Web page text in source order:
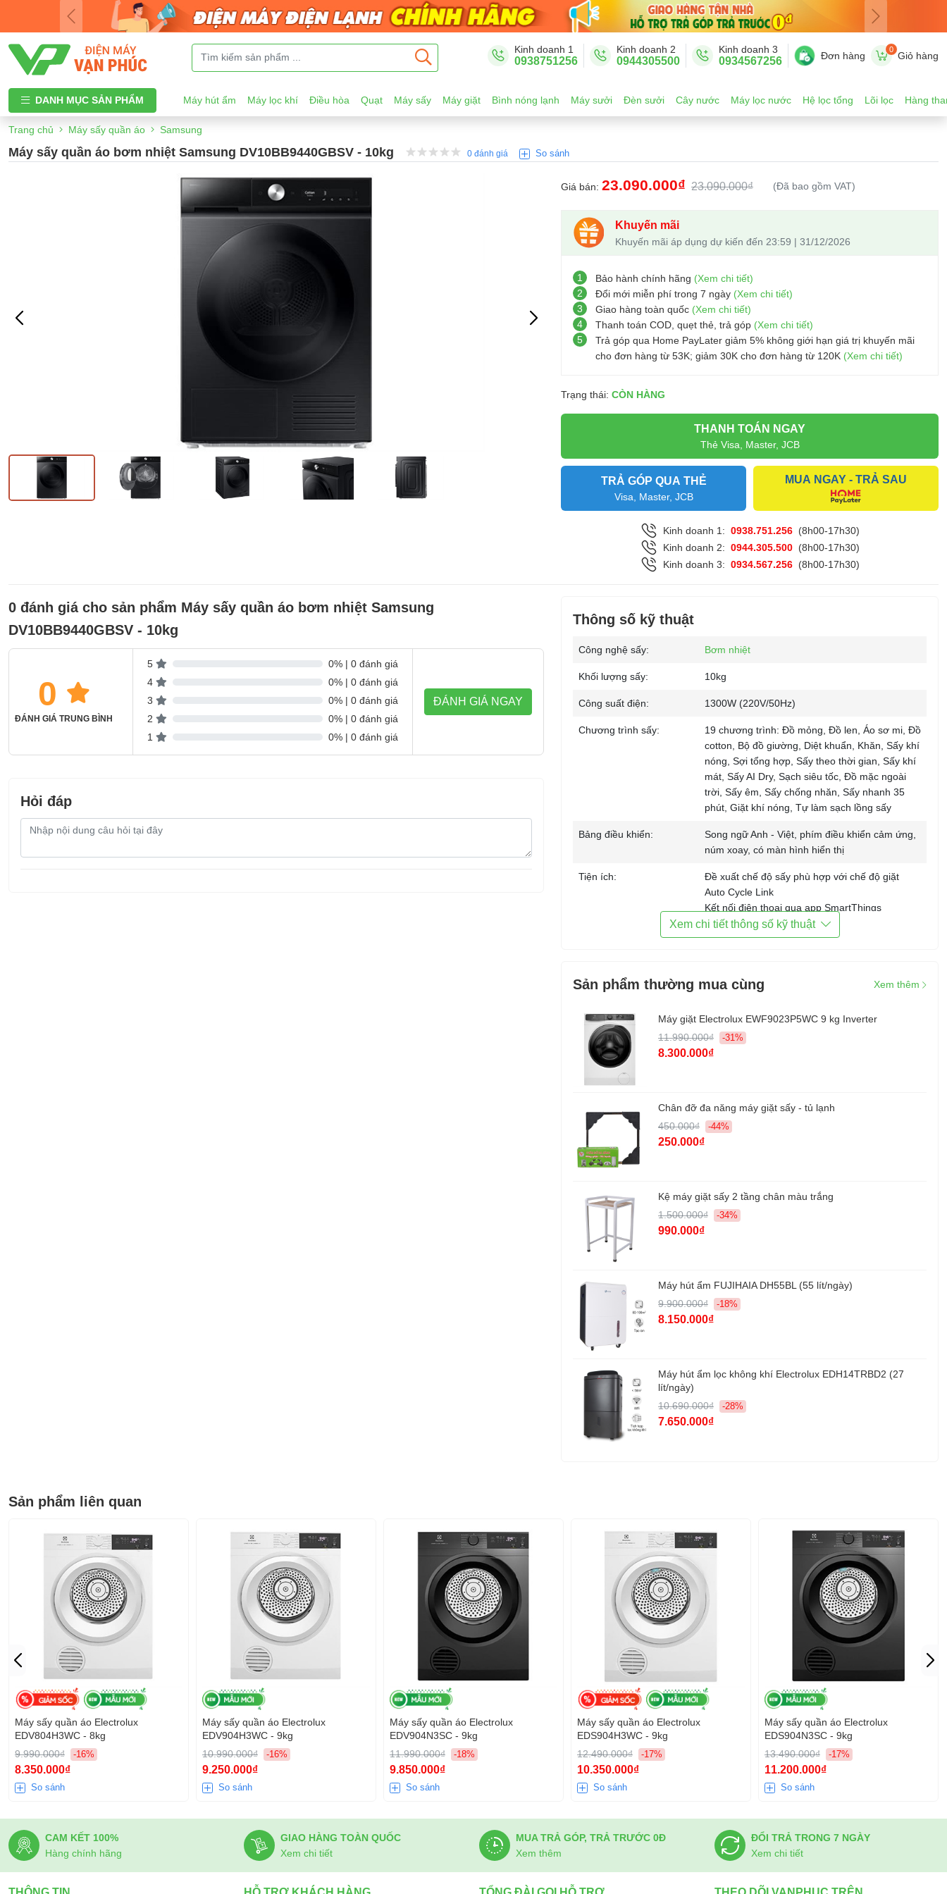
Kinh doanh 1
0938751256
Kinh doanh 2
0944305500
Kinh doanh 3
0934567256 Đơn hàng
0
Giỏ hàng
DANH MỤC SẢN PHẨM Máy hút ẩm Máy lọc khí Điều hòa Quạt Máy sấy Máy giặt Bình nóng lạnh Máy sưởi Đèn sưởi Cây nước Máy lọc nước Hệ lọc tổng Lõi lọc Hàng
Trang chủ Máy sấy quần áo Samsung
Máy sấy quần áo bơm nhiệt Samsung DV10BB9440GBSV - 10kg 0 đánh giá So sánh
Giá bán: 23.090.000₫ 23.090.000₫ (Đã bao gồm VAT)
Khuyến mãi
Khuyến mãi áp dụng dự kiến đến 23:59 | 31/12/2026
1 Bảo hành chính hãng (Xem chi tiết)
2
Đổi mới miễn phí trong 7 ngày (Xem chi tiết)
3
Giao hàng toàn quốc (Xem chi tiết)
4
Thanh toán COD, quẹt thẻ, trả góp (Xem chi tiết)
5
Trả góp qua Home PayLater giảm 5% không giới hạn giá trị khuyến mãi
cho đơn hàng từ 53K; giảm 30K cho đơn hàng từ 120K (Xem chi tiết)
Trạng thái: CÒN HÀNG
THANH TOÁN NGAY
Thẻ Visa, Master, JCB
TRẢ GÓP QUA THẺ
Visa, Master, JCB
MUA NGAY - TRẢ SAU
Kinh doanh 1: 0938.751.256 (8h00-17h30)
Kinh doanh 2: 0944.305.500 (8h00-17h30)
Kinh doanh 3: 0934.567.256 (8h00-17h30)
0 đánh giá cho sản phẩm Máy sấy quần áo bơm nhiệt Samsung
DV10BB9440GBSV - 10kg
0
ĐÁNH GIÁ TRUNG BÌNH
5
0% | 0 đánh giá
4
0% | 0 đánh giá
3
0% | 0 đánh giá
2
0% | 0 đánh giá
1
0% | 0 đánh giá
ĐÁNH GIÁ NGAY
Hỏi đáp
Nội
câu
Thông số kỹ thuật
Công nghệ sấy: Bơm nhiệt
Khối lượng sấy: 10kg
Công suất điện: 1300W (220V/50Hz)
Chương trình sấy:
19 chương trình: Đồ mỏng, Đồ len, Áo sơ mi, Đồ
cotton, Bộ đồ giường, Diệt khuẩn, Khăn, Sấy khí
nóng, Sợi tổng hợp, Sấy theo thời gian, Sấy khí
mát, Sấy AI Dry, Sạch siêu tốc, Đồ mặc ngoài
trời, Sấy êm, Sấy chống nhăn, Sấy nhanh 35
phút, Giặt khí nóng, Tự làm sạch lồng sấy
Bảng điều khiển:
Song ngữ Anh - Việt, phím điều khiển cảm ứng,
núm xoay, có màn hình hiển thị
Tiện ích:
Đề xuất chế độ sấy phù hợp với chế độ giặt
Auto Cycle Link
Kết nối điện thoại qua app SmartThings
Khóa trẻ em
Hẹn giờ sấy
Bộ lọc xơ vải 2 trong 1
Đèn chiếu sáng lồng sấy
Phụ kiện đi cùng: HDSD
Kích thước:
Thương hiệu: Samsung
Sản xuất tại:
Xem chi tiết thông số kỹ thuật
Sản phẩm thường mua cùng Xem thêm
Máy giặt Electrolux EWF9023P5WC 9 kg Inverter
11.990.000₫
-31%
8.300.000₫
Chân đỡ đa năng máy giặt sấy - tủ lạnh
450.000₫
-44%
250.000₫
Kệ máy giặt sấy 2 tầng chân màu trắng
1.500.000₫
-34%
990.000₫
Máy hút ẩm FUJIHAIA DH55BL (55 lít/ngày)
9.900.000₫
-18%
8.150.000₫
Máy hút ẩm lọc không khí Electrolux EDH14TRBD2 (27
lít/ngày)
10.690.000₫
-28%
7.650.000₫
Sản phẩm liên quan
Máy sấy quần áo Electrolux
EDV804H3WC - 8kg
9.990.000₫
-16%
8.350.000₫
So sánh
Máy sấy quần áo Electrolux
EDV904H3WC - 9kg
10.990.000₫
-16%
9.250.000₫
So sánh
Máy sấy quần áo Electrolux
EDV904N3SC - 9kg
11.990.000₫
-18%
9.850.000₫
So sánh
Máy sấy quần áo Electrolux
EDS904H3WC - 9kg
12.490.000₫
-17%
10.350.000₫
So sánh
Máy sấy quần áo Electrolux
EDS904N3SC - 9kg
13.490.000₫
-17%
11.200.000₫
So sánh
CAM KẾT 100%
Hàng chính hãng
GIAO HÀNG TOÀN QUỐC
Xem chi tiết
MUA TRẢ GÓP, TRẢ TRƯỚC 0Đ
Xem thêm
ĐỔI TRẢ TRONG 7 NGÀY
Xem chi tiết